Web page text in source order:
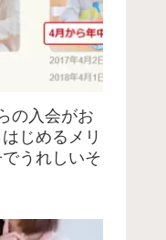
の入会がお
じめるメリ
うれしいそ